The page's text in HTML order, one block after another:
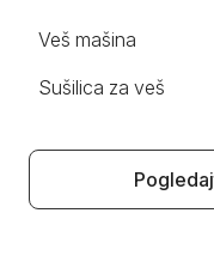
Veš mašina
Sušilica za veš